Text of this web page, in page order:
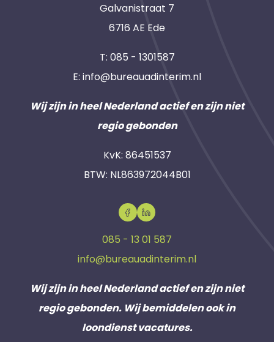
Galvanistraat 7
6716 AE Ede
T: 085 - 1301587
E: info@bureauadinterim.nl
Wij zijn in heel Nederland actief en zijn niet
regio gebonden
KvK: 86451537
BTW: NL863972044B01
085 - 13 01 587
info@bureauadinterim.nl
Wij zijn in heel Nederland actief en zijn niet
regio gebonden. Wij bemiddelen ook in
loondienst vacatures.